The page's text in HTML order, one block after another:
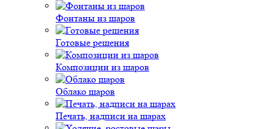
Фонтаны из шаров
Готовые решения
Композиции из шаров
Облако шаров
Печать, надписи на шарах